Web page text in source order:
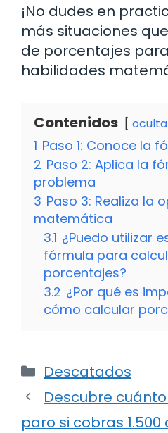
¡No dudes en
más situaciones
de porcentajes
habilidades
Contenidos
1 Paso 1: Conoce la
2 Paso 2: Aplica la
problema
3 Paso 3: Realiza la
matemática
3.1 ¿Puedo utilizar
fórmula para
porcentajes?
3.2 ¿Por qué es
cómo calcular
Categorías
Descatados
Descubre
paro si cobras